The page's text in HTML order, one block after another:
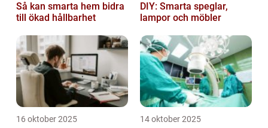
Så kan smarta hem bidra
till ökad hållbarhet
DIY: Smarta speglar,
lampor och möbler
16 oktober 2025 14 oktober 2025